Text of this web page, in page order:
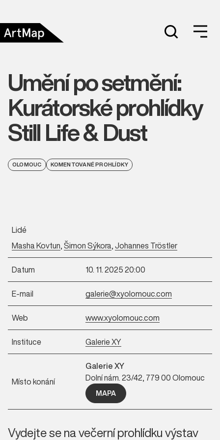
Umění po setmění:
Kurátorské prohlídky
Still Life & Dust
OLOMOUC KOMENTOVANÉ PROHLÍDKY
Lidé
Masha Kovtun,Šimon Sýkora,Johannes Tröstler
Datum 10. 11. 2025 20:00
E-mail galerie@xyolomouc.com
Web www.xyolomouc.com
Instituce Galerie XY
Místo konání
Galerie XY
Dolní nám. 23/42, 779 00 Olomouc
MAPA
Vydejte se na večerní prohlídku výstav